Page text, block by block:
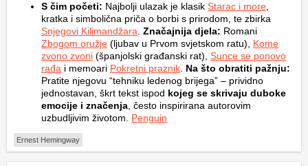
S čim početi: Najbolji ulazak je klasik Starac i more,
kratka i simbolična priča o borbi s prirodom, te zbirka
Snjegovi Kilimandžara. Značajnija djela: Romani
Zbogom oružje (ljubav u Prvom svjetskom ratu), Kome
zvono zvoni (španjolski građanski rat), Sunce se ponovo
rađa i memoari Pokretni praznik. Na što obratiti pažnju:
Pratite njegovu “tehniku ledenog brijega” – prividno
jednostavan, škrt tekst ispod kojeg se skrivaju duboke
emocije i značenja, često inspirirana autorovim
uzbudljivim životom. Penguin
Ernest Hemingway